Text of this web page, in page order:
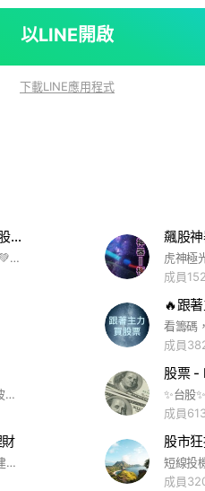
#技術分析#指標#籌碼#
信#外資#自營商#八大行庫
發零售買
其浴武術 跆拳道 柔道 溜冰
劇日劇
之星7-ELEVEN 萊爾富 全
踏車房地產工廠公司主管台
所 觀光旅遊交友證照交昜
局生活#美食旅遊#休閒娛
兼職找工作 法拍屋 房屋仲
照 網咖娃娃機#手機#電腦
晶 翡翠 瑪瑙
以LINE開啟
下載LINE應用程式
👑《股市。穩穩賺金融聯盟》👑新股申購股票期貨台積電鴻海❤存股理財存錢加密貨幣ETF房市信用卡投資賺錢
主群待審3000人，請加裡面子群❤🧡💛💚💙💜🤎🤍🤎💜💙💚💛🧡❤🧡💛💚💙💜🤎🤍🤎💜💙💚💛🧡❤🧡💛💚💙💜🤎🤍🤎💜💙💚💛🧡❤股市股票/虛擬貨幣手機礦場幣圈區塊鏈/比特幣幣安太乙幣/賺錢獲利/Pi幣放貸/美食🦀旅遊特賣安親班特惠優惠打折/拍賣特賣會團購團買/網購團媽物聯網/蝦皮outlet食物/食品/好吃/古早味/蔬菜水果/養殖漁獲/漁貨海鮮/潮流衣服/韓風/韓流/韓國/日本美式/流行/好玩/素食/行程/景點/免費/自助/登山/出國/國內國外/國內旅遊/旅館/飯店/旅店/美景/新車/中古車/遊戲/遊樂園/遊樂場/手機/中華/蘋果/媽咪媽媽婦女親子女士/笑話梗圖分享聊天美麗美女攝影欣賞/圖片/影片/美麗/整形/絲襪/專業/外拍/自拍/手工/福利/美圖/化妝/拍攝/技巧/造型/網紅/手機/拍片/流行/時尚/潮流/韓國/交友/高中生/大學生/交流/網美/優質/女生/開團/打卡/秘境/分享/熱門/景點/團媽團爸團購/工程師/鬼滅/愛好/毛孩/疫情/彩妝讀書會/學習/旅行/飯店/旅館/直播主/手機/蘋果/校友/動森/動物森友會/公仔/代購/團購/中華職棒/中職/日本職棒/日職/分享/俱樂部/吃貨/副食品/減肥/美食/追劇/股票/米其林/追劇/股票/股市/台積電/面試/健身人力找工作netflix/環島/存錢/親子/按摩/vip/筆記/談心/交友/情報/新手/同好/愛好/自行車/單車/潛水/露營/登山/釣魚/NBA/健身/籃球/棒球/MLB/足球/兔子/毛孩/貓咪/柴犬/貴賓/傳說對決/手遊/球鞋/精品/美甲服飾/彩妝/保養/進擊的巨人/海賊王/公仔/webtoon/甜點/美食/銅板美食/吃貨/米其林/民宿/環島/民宿/日劇韓劇/美劇/家長/功課/校友/社團/筆記老師/大學高中/好市多/老師知識/工程師/前端/手機/家電心事/愛情/交心談心/研究所/育兒/親子/童裝新手/媽咪/新手媽咪/轉學/求職/求學/面試/外送上班族房市理財/信用卡/存錢門市創業同業團購/夥伴大小事資訊雙北台北臺北台北市台北人新北新北市新北人/基隆基隆市基隆人桃園桃園市桃園人中壢中壢人內壢/內壢人苗栗宜蘭市宜蘭人花蓮市花蓮人/花東台東人新竹新竹人竹北北台灣北部中部台中台中市台中人雲林人高雄屏東墾丁彰化台南臺南嘉義彰化 麥當勞家樂福全家7-11萊爾富全聯好市多寶雅四季百貨生活百貨 皇冠聯盟。皇冠天選。猴神聯邦
飆股
成員
🔥跟
成員
每日精選主流強勢股，股票當沖隔日沖波段一次掌握，底部出量波段起漲點進場，贏家操盤密技大公開
股票 -
成員
這是為喜歡 #當沖 #隔日沖 的投資朋友建立的社群，高手新手齊聚一堂，教學相長，玩個痛快。 #股海量
股市
成員